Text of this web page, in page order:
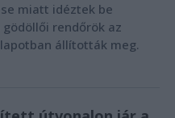
miatt idéztek be
rendőrök az
állították meg.